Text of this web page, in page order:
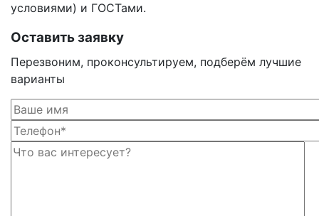
условиями) и ГОСТами.
Оставить заявку
Перезвоним, проконсультируем, подберём лучшие
варианты